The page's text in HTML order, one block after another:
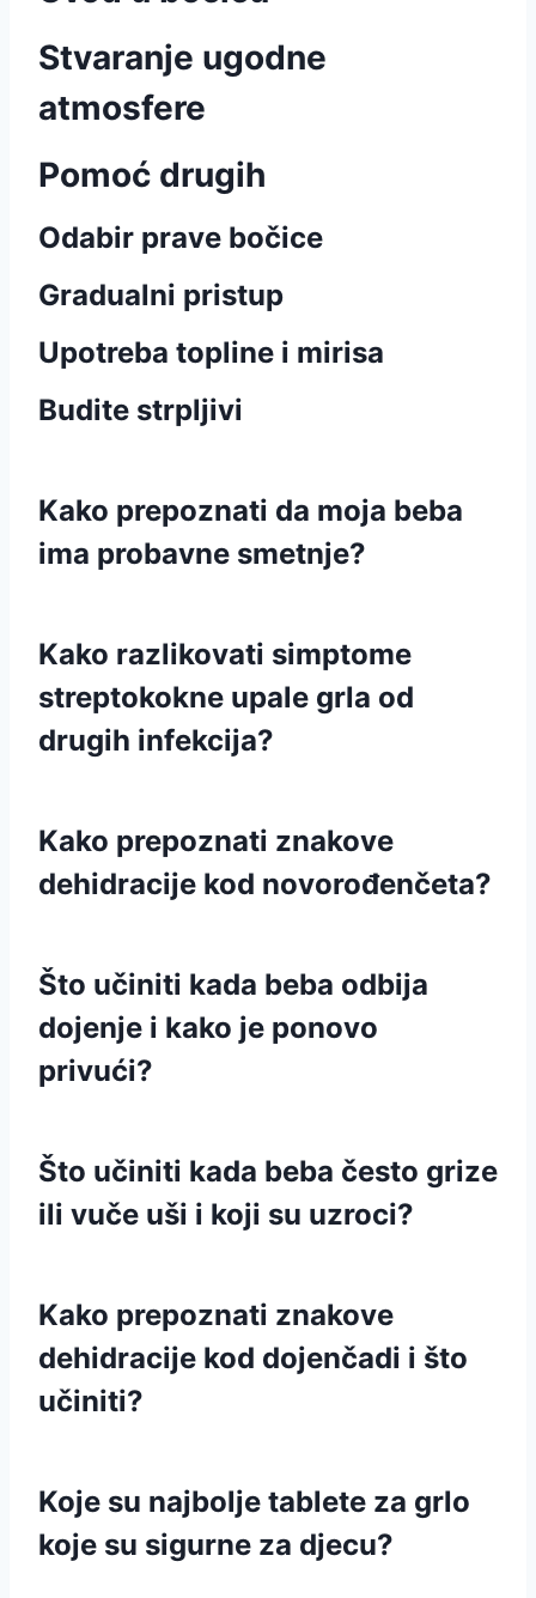
Stvaranje ugodne
atmosfere
Pomoć drugih
Odabir prave bočice
Gradualni pristup
Upotreba topline i mirisa
Budite strpljivi
Kako prepoznati da moja beba
ima probavne smetnje?
Kako razlikovati simptome
streptokokne upale grla od
drugih infekcija?
Kako prepoznati znakove
dehidracije kod novorođenčeta?
Što učiniti kada beba odbija
dojenje i kako je ponovo
privući?
Što učiniti kada beba često grize
ili vuče uši i koji su uzroci?
Kako prepoznati znakove
dehidracije kod dojenčadi i što
učiniti?
Koje su najbolje tablete za grlo
koje su sigurne za djecu?